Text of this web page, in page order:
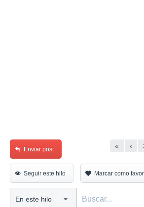
« ‹
Enviar post
Seguir este hilo Marcar como